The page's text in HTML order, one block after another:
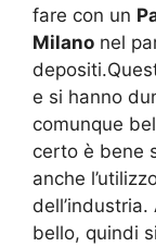
fare con un
Milano nel
e si hanno
comunque
certo è bene
anche
bello, quindi